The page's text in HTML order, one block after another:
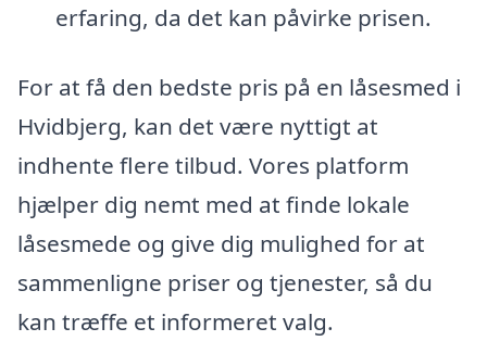
erfaring, da det kan påvirke prisen.
For at få den bedste pris på en låsesmed i
Hvidbjerg, kan det være nyttigt at
indhente flere tilbud. Vores platform
hjælper dig nemt med at finde lokale
låsesmede og give dig mulighed for at
sammenligne priser og tjenester, så du
kan træffe et informeret valg.